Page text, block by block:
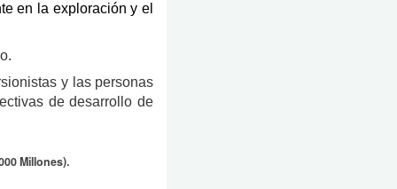
en la exploración y el
y las personas
de desarrollo de
Millones).